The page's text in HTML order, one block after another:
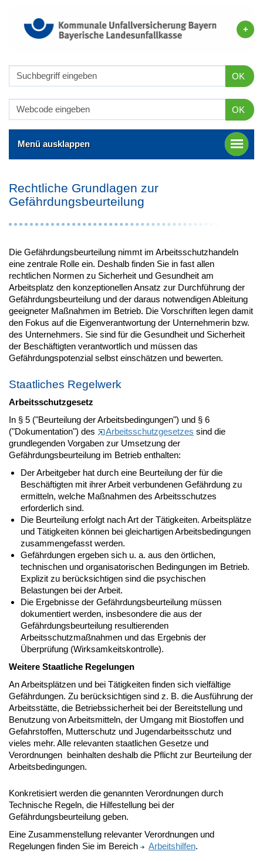
OK
OK
Menü ausklappen
Rechtliche Grundlagen zur
Gefährdungsbeurteilung
Die Gefährdungsbeurteilung nimmt im Arbeitsschutzhandeln
eine zentrale Rolle ein. Deshalb finden Sie in fast allen
rechtlichen Normen zu Sicherheit und Gesundheit am
Arbeitsplatz den konzeptionellen Ansatz zur Durchführung der
Gefährdungsbeurteilung und der daraus notwendigen Ableitung
geeigneter Maßnahmen im Betrieb. Die Vorschriften legen damit
den Fokus auf die Eigenverantwortung der Unternehmerin bzw.
des Unternehmers. Sie sind für die Gesundheit und Sicherheit
der Beschäftigten verantwortlich und müssen das
Gefährdungspotenzial selbst einschätzen und bewerten.
Staatliches Regelwerk
Arbeitsschutzgesetz
In § 5 ("Beurteilung der Arbeitsbedingungen") und § 6
("Dokumentation") des
Arbeitsschutzgesetzes sind die
grundlegenden Vorgaben zur Umsetzung der
Gefährdungsbeurteilung im Betrieb enthalten:
Der Arbeitgeber hat durch eine Beurteilung der für die
Beschäftigten mit ihrer Arbeit verbundenen Gefährdung zu
ermitteln, welche Maßnahmen des Arbeitsschutzes
erforderlich sind.
Die Beurteilung erfolgt nach Art der Tätigkeiten. Arbeitsplätze
und Tätigkeiten können bei gleichartigen Arbeitsbedingungen
zusammengefasst werden.
Gefährdungen ergeben sich u. a. aus den örtlichen,
technischen und organisatorischen Bedingungen im Betrieb.
Explizit zu berücksichtigen sind die psychischen
Belastungen bei der Arbeit.
Die Ergebnisse der Gefährdungsbeurteilung müssen
dokumentiert werden, insbesondere die aus der
Gefährdungsbeurteilung resultierenden
Arbeitsschutzmaßnahmen und das Ergebnis der
Überprüfung (Wirksamkeitskontrolle).
Weitere Staatliche Regelungen
An Arbeitsplätzen und bei Tätigkeiten finden sich vielfältige
Gefährdungen. Zu berücksichtigen sind z. B. die Ausführung der
Arbeitsstätte, die Betriebssicherheit bei der Bereitstellung und
Benutzung von Arbeitsmitteln, der Umgang mit Biostoffen und
Gefahrstoffen, Mutterschutz und Jugendarbeitsschutz und
vieles mehr. Alle relevanten staatlichen Gesetze und
Verordnungen beinhalten deshalb die Pflicht zur Beurteilung der
Arbeitsbedingungen.
Konkretisiert werden die genannten Verordnungen durch
Technische Regeln, die Hilfestellung bei der
Gefährdungsbeurteilung geben.
Eine Zusammenstellung relevanter Verordnungen und
Regelungen finden Sie im Bereich
Arbeitshilfen.